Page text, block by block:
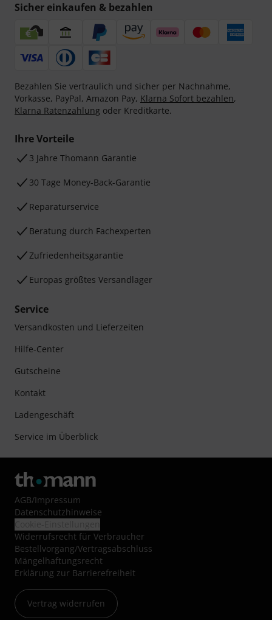
Sicher einkaufen & bezahlen
Bezahlen Sie vertraulich und sicher per Nachnahme,
Vorkasse, PayPal, Amazon Pay, Klarna Sofort bezahlen,
Klarna Ratenzahlung oder Kreditkarte.
Ihre Vorteile
3 Jahre Thomann Garantie
30 Tage Money-Back-Garantie
Reparaturservice
Beratung durch Fachexperten
Zufriedenheitsgarantie
Europas größtes Versandlager
Service
Versandkosten und Lieferzeiten
Hilfe-Center
Gutscheine
Kontakt
Ladengeschäft
Service im Überblick
AGB/Impressum
Datenschutzhinweise
Widerrufsrecht für Verbraucher
Bestellvorgang/Vertragsabschluss
Mängelhaftungsrecht
Erklärung zur Barrierefreiheit
Vertrag widerrufen